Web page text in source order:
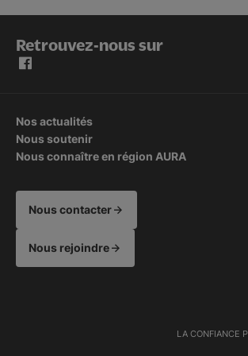
Retrouvez-nous sur
Nos actualités
Nous soutenir
Nous connaître en région AURA
Nous contacter
Nous rejoindre
LA CONFIANCE